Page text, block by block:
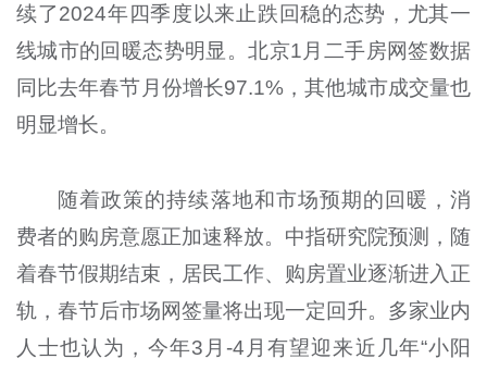
续了2024年四季度以来止跌回稳的态势，尤其一
线城市的回暖态势明显。北京1月二手房网签数据
同比去年春节月份增长97.1%，其他城市成交量也
明显增长。
随着政策的持续落地和市场预期的回暖，消
费者的购房意愿正加速释放。中指研究院预测，随
着春节假期结束，居民工作、购房置业逐渐进入正
轨，春节后市场网签量将出现一定回升。多家业内
人士也认为，今年3月-4月有望迎来近几年“小阳